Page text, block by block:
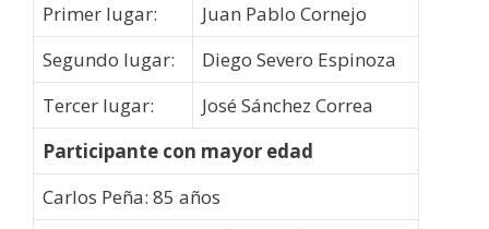
Primer lugar:
Juan Pablo Cornejo
Segundo lugar:
Diego Severo Espinoza
Tercer lugar:
José Sánchez Correa
Participante con mayor edad
Carlos Peña: 85 años